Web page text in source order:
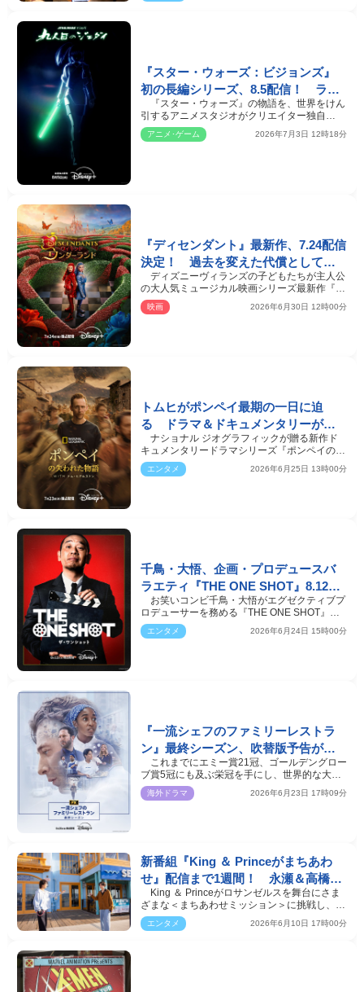
『スター・ウォーズ：ビジョンズ』
初の長編シリーズ、8.5配信！ ライ
トセーバーが激しくぶつかり合う予
告公開
『スター・ウォーズ』の物語を、世界をけん
引するアニメスタジオがクリエイター独自
の“ビジョン”で描き…
アニメ･ゲーム 2026年7月3日 12時18分
『ディセンダント』最新作、7.24配信
決定！ 過去を変えた代償として新
たな脅威が出現
ディズニーヴィランズの子どもたちが主人公
の大人気ミュージカル映画シリーズ最新作『デ
ィセンダント ウ…
映画 2026年6月30日 12時00分
トムヒがポンペイ最期の一日に迫
る ドラマ＆ドキュメンタリーが融
合した新番組配信決定
ナショナル ジオグラフィックが贈る新作ド
キュメンタリードラマシリーズ『ポンペイの失
われた物語 WITH …
エンタメ 2026年6月25日 13時00分
千鳥・大悟、企画・プロデュースバ
ラエティ『THE ONE SHOT』8.12よ
りディズニープラス独占配信
お笑いコンビ千鳥・大悟がエグゼクティブプ
ロデューサーを務める『THE ONE SHOT』
（ザ・ワンショット）…
エンタメ 2026年6月24日 15時00分
『一流シェフのファミリーレストラ
ン』最終シーズン、吹替版予告が公
開 ザ・ベア存続の“最後のチャン
ス”に挑む
これまでにエミー賞21冠、ゴールデングロー
ブ賞5冠にも及ぶ栄冠を手にし、世界的な大ヒ
ットを記録してい…
海外ドラマ 2026年6月23日 17時09分
新番組『King ＆ Princeがまちあわ
せ』配信まで1週間！ 永瀬＆高橋か
らのメッセージ動画公開
King ＆ Princeがロサンゼルスを舞台にさま
ざまな＜まちあわせミッション＞に挑戦し、ふ
たりの絆を確か…
エンタメ 2026年6月10日 17時00分